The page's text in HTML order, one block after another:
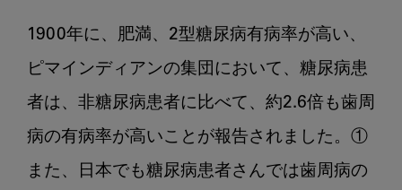
1900年に、肥満、2型糖尿病有病率が高い、
ピマインディアンの集団において、糖尿病患
者は、非糖尿病患者に比べて、約2.6倍も歯周
病の有病率が高いことが報告されました。①
また、日本でも糖尿病患者さんでは歯周病の